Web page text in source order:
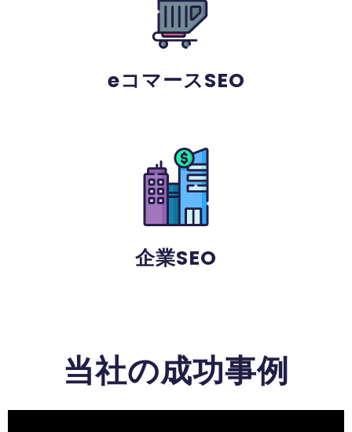
eコマースSEO
企業SEO
当社の成功事例